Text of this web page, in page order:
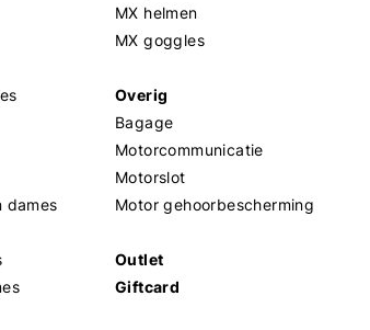
dames
MX helmen
MX goggles
Overig
Bagage
Motorcommunicatie
Motorslot
Motor gehoorbescherming
Outlet
Giftcard